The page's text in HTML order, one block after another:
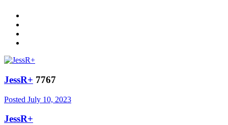
JessR+ 7767
Posted July 10, 2023
JessR+